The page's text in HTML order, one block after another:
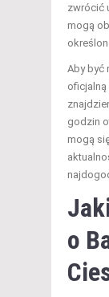
zwrócić
mogą
Aby być
godzin
mogą
o